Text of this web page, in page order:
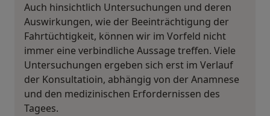
Auch hinsichtlich Untersuchungen und deren
Auswirkungen, wie der Beeinträchtigung der
Fahrtüchtigkeit, können wir im Vorfeld nicht
immer eine verbindliche Aussage treffen. Viele
Untersuchungen ergeben sich erst im Verlauf
der Konsultatioin, abhängig von der Anamnese
und den medizinischen Erfordernissen des
Tagees.